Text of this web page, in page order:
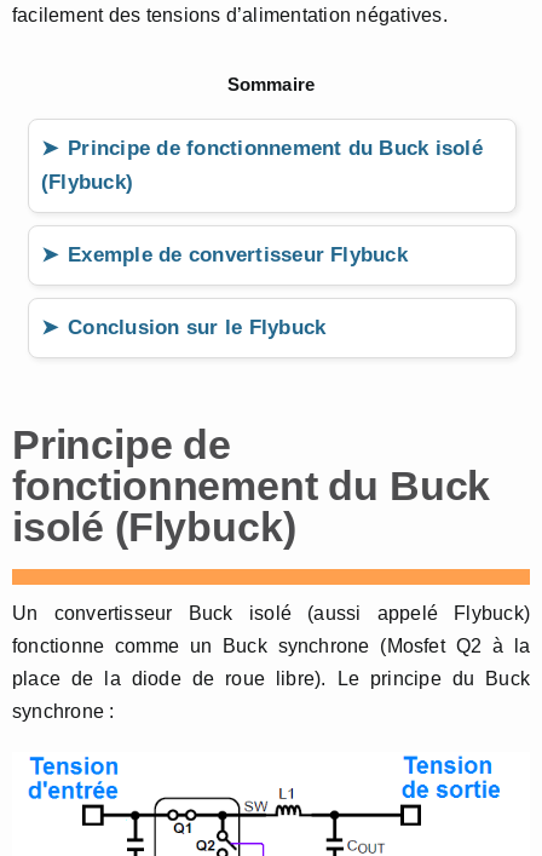
facilement des tensions d’alimentation négatives.
Sommaire
Principe de fonctionnement du Buck isolé
(Flybuck)
Exemple de convertisseur Flybuck
Conclusion sur le Flybuck
Principe de
fonctionnement du Buck
isolé (Flybuck)
Un convertisseur Buck isolé (aussi appelé Flybuck)
fonctionne comme un Buck synchrone (Mosfet Q2 à la
place de la diode de roue libre). Le principe du Buck
synchrone :